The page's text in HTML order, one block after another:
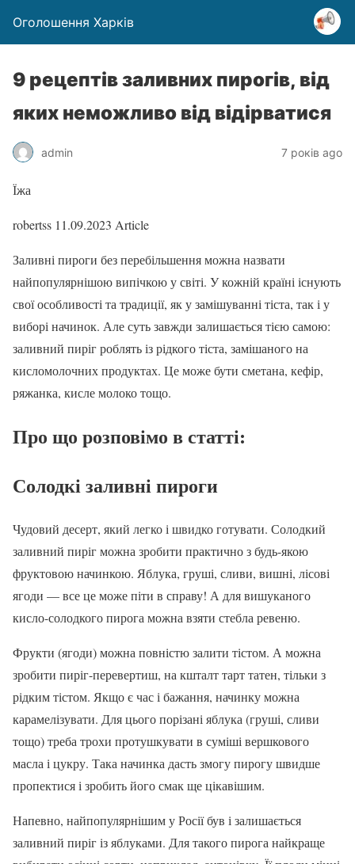
Оголошення Харків
9 рецептів заливних пирогів, від
яких неможливо від відірватися
admin 7 років ago
Їжа
robertss 11.09.2023 Article
Заливні пироги без перебільшення можна назвати
найпопулярнішою випічкою у світі. У кожній країні існують
свої особливості та традиції, як у замішуванні тіста, так і у
виборі начинок. Але суть завжди залишається тією самою:
заливний пиріг роблять із рідкого тіста, замішаного на
кисломолочних продуктах. Це може бути сметана, кефір,
ряжанка, кисле молоко тощо.
Про що розповімо в статті:
Солодкі заливні пироги
Чудовий десерт, який легко і швидко готувати. Солодкий
заливний пиріг можна зробити практично з будь-якою
фруктовою начинкою. Яблука, груші, сливи, вишні, лісові
ягоди — все це може піти в справу! А для вишуканого
кисло-солодкого пирога можна взяти стебла ревеню.
Фрукти (ягоди) можна повністю залити тістом. А можна
зробити пиріг-перевертиш, на кшталт тарт татен, тільки з
рідким тістом. Якщо є час і бажання, начинку можна
карамелізувати. Для цього порізані яблука (груші, сливи
тощо) треба трохи протушкувати в суміші вершкового
масла і цукру. Така начинка дасть змогу пирогу швидше
пропектися і зробить його смак ще цікавішим.
Напевно, найпопулярнішим у Росії був і залишається
заливний пиріг із яблуками. Для такого пирога найкраще